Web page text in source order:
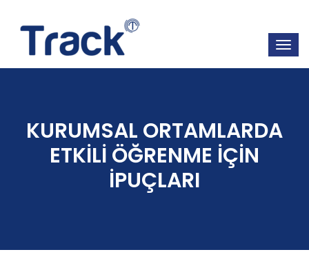
KURUMSAL ORTAMLARDA
ETKİLİ ÖĞRENME İÇİN
İPUÇLARI